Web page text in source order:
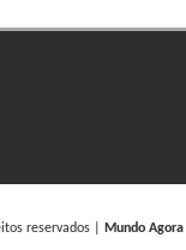
reservados | Mundo Agora